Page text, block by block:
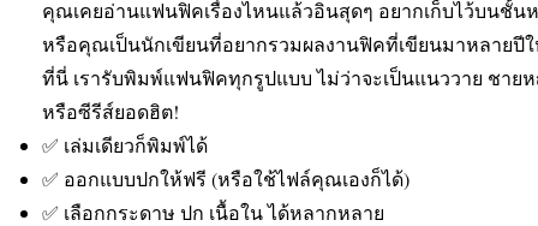
คุณเคยอ่านแฟนฟิคเรื่องไหนแล้วอินสุดๆ อยากเก็บไว้บนชั้น
หรือคุณเป็นนักเขียนที่อยากรวมผลงานฟิคที่เขียนมาหลายปีใ
ที่นี่ เรารับพิมพ์แฟนฟิคทุกรูปแบบ ไม่ว่าจะเป็นแนววาย ชา
หรือซีรีส์ยอดฮิต!
✅ เล่มเดียวก็พิมพ์ได้
✅ ออกแบบปกให้ฟรี (หรือใช้ไฟล์คุณเองก็ได้)
✅ เลือกกระดาษ ปก เนื้อใน ได้หลากหลาย